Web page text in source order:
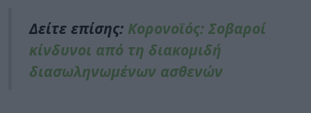
Δείτε επίσης: Κορονοϊός: Σοβαροί
κίνδυνοι από τη διακομιδή
διασωληνωμένων ασθενών